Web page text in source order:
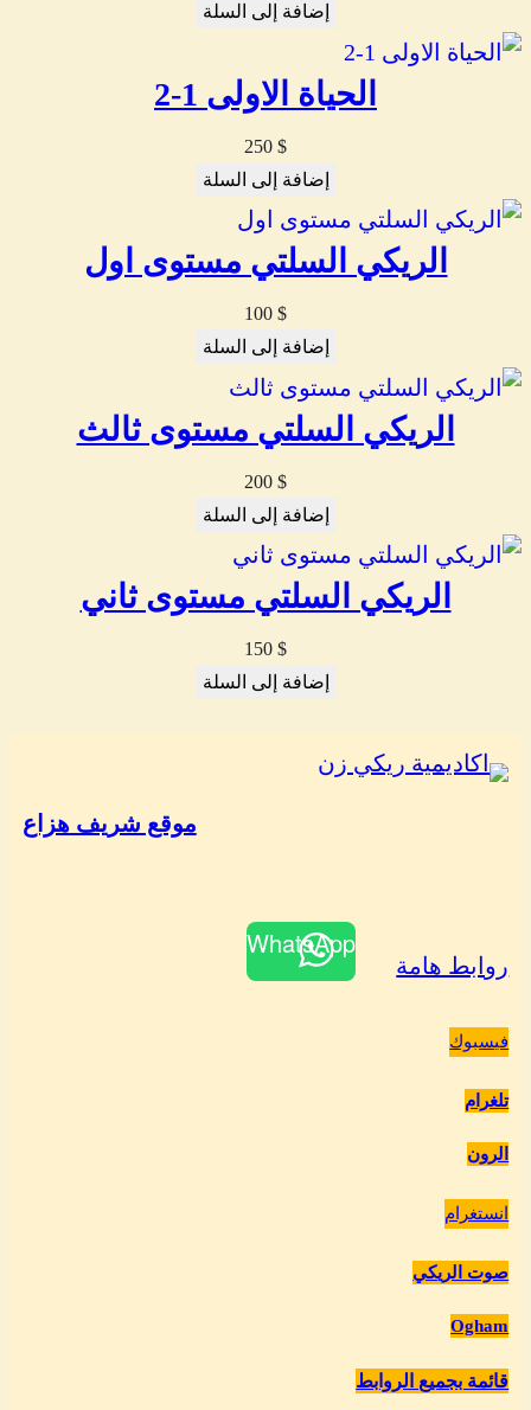
إضافة إلى السلة
الحياة الاولى 1-2
250 $
إضافة إلى السلة
الريكي السلتي مستوى اول
100 $
إضافة إلى السلة
الريكي السلتي مستوى ثالث
200 $
إضافة إلى السلة
الريكي السلتي مستوى ثاني
150 $
إضافة إلى السلة
موقع شريف هزاع
روابط هامة
فيسبوك
تلغرام
الرون
انستغرام
صوت الريكي
Ogham
قائمة بجميع الروابط
WhatsApp